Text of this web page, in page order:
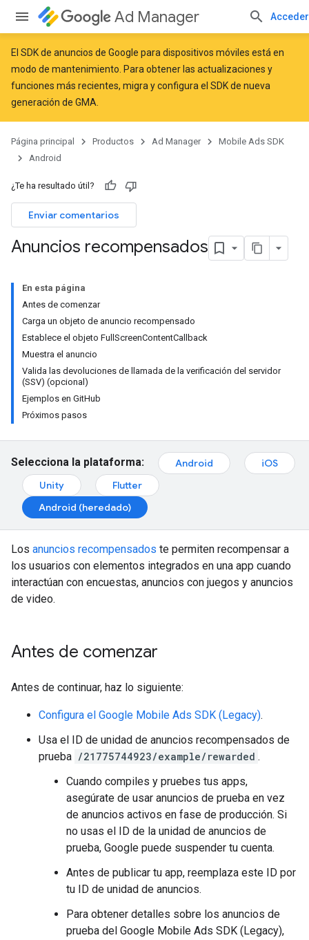
Ad Manager Acceder
El SDK de anuncios de Google para dispositivos móviles está en
modo de mantenimiento. Para obtener las actualizaciones y
funciones más recientes, migra yconfigura el SDK de nueva
generación de GMA
Página principal Productos Ad Manager
Mobile Ads SDK
Android
¿Te ha resultado útil?
Enviar comentarios
Anuncios recompensados
En esta página
Antes de comenzar
Carga un objeto de anuncio recompensado
Establece el objeto FullScreenContentCallback
Muestra el anuncio
Valida las devoluciones de llamada de la verificación del servidor
(SSV) (opcional)
Ejemplos en GitHub
Próximos pasos
Selecciona la plataforma: Android
iOS
Unity
Flutter
Android (heredado)
Los anuncios recompensados te permiten recompensar a
los usuarios con elementos integrados en una app cuando
interactúan con encuestas, anuncios con juegos y anuncios
de video.
Antes de comenzar
Antes de continuar, haz lo siguiente:
Configura el Google Mobile Ads SDK (Legacy).
Usa el ID de unidad de anuncios recompensados de
prueba /21775744923/example/rewarded .
Cuando compiles y pruebes tus apps,
asegúrate de usar anuncios de prueba en vez
de anuncios activos en fase de producción. Si
no usas el ID de la unidad de anuncios de
prueba, Google puede suspender tu cuenta.
Antes de publicar tu app, reemplaza este ID por
tu ID de unidad de anuncios.
Para obtener detalles sobre los anuncios de
prueba del Google Mobile Ads SDK (Legacy),